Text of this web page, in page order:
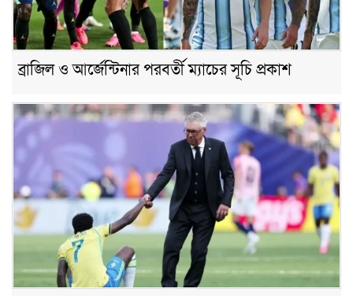
ব্রাজিল ও আর্জেন্টিনার পরবর্তী ম্যাচের সূচি প্রকাশ